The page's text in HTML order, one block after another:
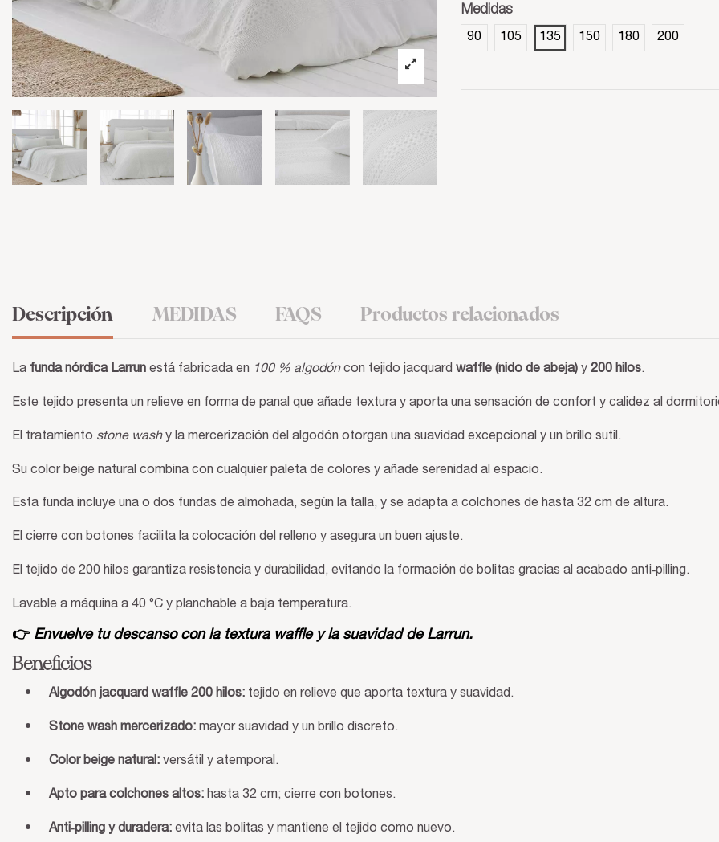
Medidas
90 105 135 150 180 200
Descripción MEDIDAS FAQS Productos relacionados
La funda nórdica Larrun está fabricada en 100 % algodóncon tejido jacquard waffle (nido de abeja) y 200 hilos.
Este tejido presenta un relieve en forma de panal que añade textura y aporta una sensación de confort y calidez al
El tratamiento stone washy la mercerización del algodón otorgan una suavidad excepcional y un brillo sutil.
Su color beige natural combina con cualquier paleta de colores y añade serenidad al espacio.
Esta funda incluye una o dos fundas de almohada, según la talla, y se adapta a colchones de hasta 32 cm de altura.
El cierre con botones facilita la colocación del relleno y asegura un buen ajuste.
El tejido de 200 hilos garantiza resistencia y durabilidad, evitando la formación de bolitas gracias al acabado anti‑pilling.
Lavable a máquina a 40 °C y planchable a baja temperatura.
👉 Envuelve tu descanso con la textura waffle y la suavidad de Larrun.
Beneficios
• Algodón jacquard waffle 200 hilos: tejido en relieve que aporta textura y suavidad.
• Stone wash mercerizado: mayor suavidad y un brillo discreto.
• Color beige natural: versátil y atemporal.
• Apto para colchones altos: hasta 32 cm; cierre con botones.
• Anti‑pilling y duradera: evita las bolitas y mantiene el tejido como nuevo.